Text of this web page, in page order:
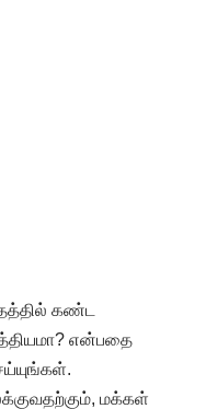
கண்ட
என்பதை
மக்கள்